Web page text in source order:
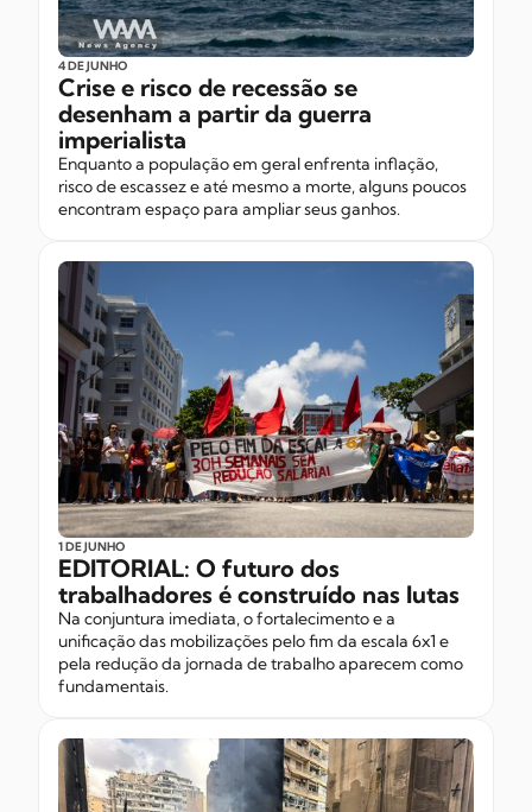
4 DE JUNHO
Crise e risco de recessão se
desenham a partir da guerra
imperialista
Enquanto a população em geral enfrenta inflação,
risco de escassez e até mesmo a morte, alguns poucos
encontram espaço para ampliar seus ganhos.
1 DE JUNHO
EDITORIAL: O futuro dos
trabalhadores é construído nas lutas
Na conjuntura imediata, o fortalecimento e a
unificação das mobilizações pelo fim da escala 6x1 e
pela redução da jornada de trabalho aparecem como
fundamentais.